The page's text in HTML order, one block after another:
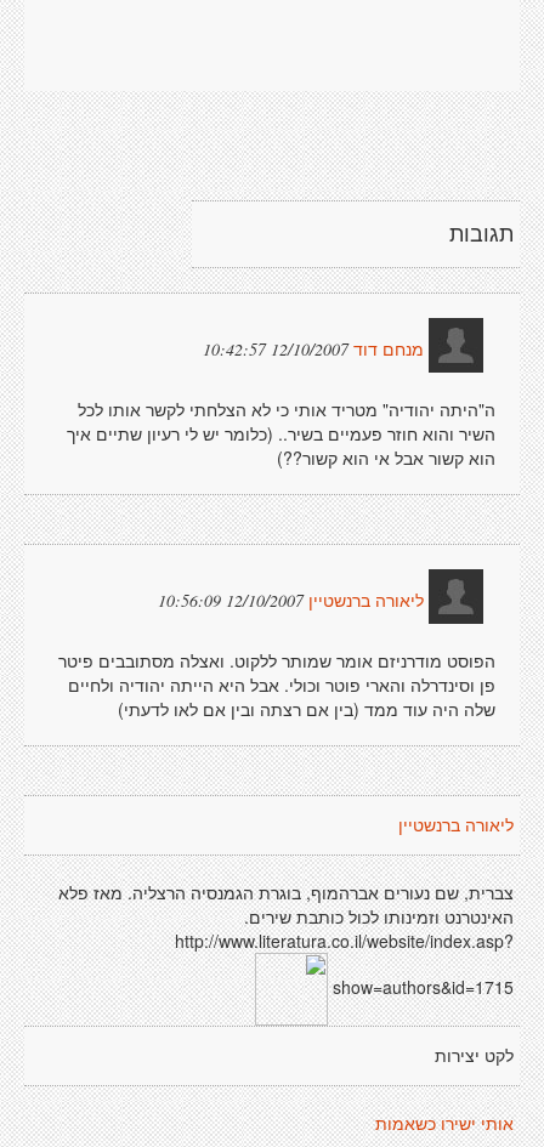
תגובות
מנחם דוד 12/10/2007 10:42:57
ה"היתה יהודיה" מטריד אותי כי לא הצלחתי לקשר אותו לכל
השיר והוא חוזר פעמיים בשיר.. (כלומר יש לי רעיון שתיים איך
הוא קשור אבל אי הוא קשור??)
ליאורה ברנשטיין 12/10/2007 10:56:09
הפוסט מודרניזם אומר שמותר ללקוט. ואצלה מסתובבים פיטר
פן וסינדרלה והארי פוטר וכולי. אבל היא הייתה יהודיה ולחיים
שלה היה עוד ממד (בין אם רצתה ובין אם לאו לדעתי)
ליאורה ברנשטיין
צברית, שם נעורים אברהמוף, בוגרת הגמנסיה הרצליה. מאז פלא
האינטרנט וזמינותו לכול כותבת שירים.
http://www.literatura.co.il/website/index.asp?
show=authors&id=1715
לקט יצירות
אותי ישירו כשאמות